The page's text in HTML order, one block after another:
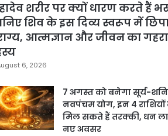
शरीर पर क्यों धारण करते हैं
शिव के इस दिव्य स्वरूप में
आत्मज्ञान और जीवन का गहरा
6, 2026
7 अगस्त को बनेगा सूर्य-शनि
नवपंचम योग, इन 4 राशियों
मिल सकते हैं तरक्की, धन
नए अवसर